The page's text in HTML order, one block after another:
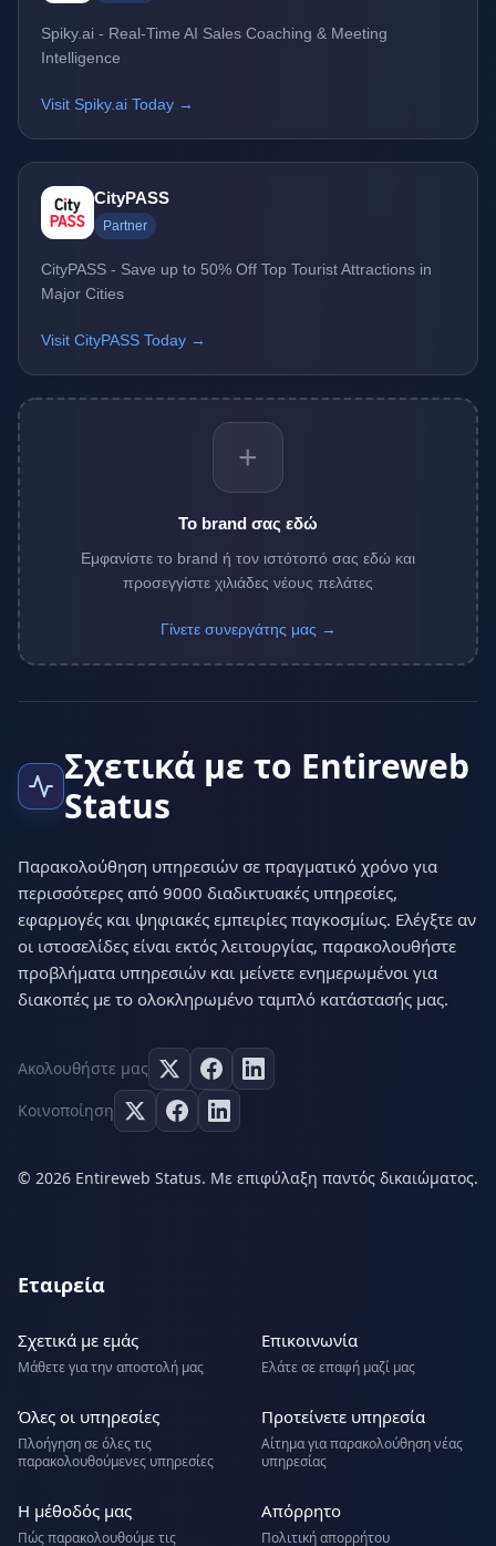
Spiky.ai - Real-Time AI Sales Coaching & Meeting
Intelligence
Visit Spiky.ai Today →
CityPASS
Partner
CityPASS - Save up to 50% Off Top Tourist Attractions in
Major Cities
Visit CityPASS Today →
+
Το brand σας εδώ
Εμφανίστε το brand ή τον ιστότοπό σας εδώ και
προσεγγίστε χιλιάδες νέους πελάτες
Γίνετε συνεργάτης μας →
Σχετικά με το Entireweb
Status
Παρακολούθηση υπηρεσιών σε πραγματικό χρόνο για
περισσότερες από 9000 διαδικτυακές υπηρεσίες,
εφαρμογές και ψηφιακές εμπειρίες παγκοσμίως. Ελέγξτε αν
οι ιστοσελίδες είναι εκτός λειτουργίας, παρακολουθήστε
προβλήματα υπηρεσιών και μείνετε ενημερωμένοι για
διακοπές με το ολοκληρωμένο ταμπλό κατάστασής μας.
Ακολουθήστε μας
Κοινοποίηση
© 2026 Entireweb Status. Με επιφύλαξη παντός δικαιώματος.
Εταιρεία
Σχετικά με εμάς
Μάθετε για την αποστολή μας
Επικοινωνία
Ελάτε σε επαφή μαζί μας
Όλες οι υπηρεσίες
Πλοήγηση σε όλες τις
παρακολουθούμενες υπηρεσίες
Προτείνετε υπηρεσία
Αίτημα για παρακολούθηση νέας
υπηρεσίας
Η μέθοδός μας
Πώς παρακολουθούμε τις
Απόρρητο
Πολιτική απορρήτου